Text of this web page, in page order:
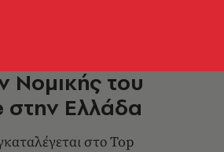
του
στην Ελλάδα
στο Top